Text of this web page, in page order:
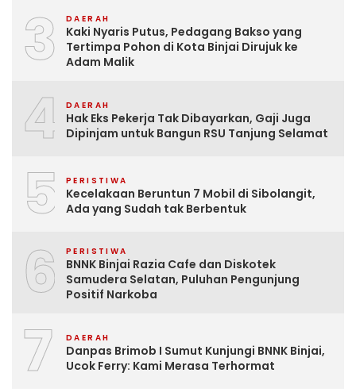
3 DAERAH
Kaki Nyaris Putus, Pedagang Bakso yang
Tertimpa Pohon di Kota Binjai Dirujuk ke
Adam Malik
4 DAERAH
Hak Eks Pekerja Tak Dibayarkan, Gaji Juga
Dipinjam untuk Bangun RSU Tanjung Selamat
5 PERISTIWA
Kecelakaan Beruntun 7 Mobil di Sibolangit,
Ada yang Sudah tak Berbentuk
6 PERISTIWA
BNNK Binjai Razia Cafe dan Diskotek
Samudera Selatan, Puluhan Pengunjung
Positif Narkoba
7 DAERAH
Danpas Brimob I Sumut Kunjungi BNNK Binjai,
Ucok Ferry: Kami Merasa Terhormat